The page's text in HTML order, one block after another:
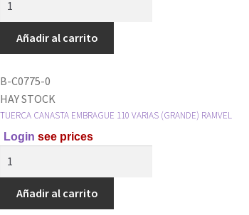
CANASTA
4
TORNILLO
RAMVEL
cantidad
Añadir al carrito
B-C0775-0
HAY STOCK
TUERCA CANASTA EMBRAGUE 110 VARIAS (GRANDE) RAMVEL
Login see prices
EMBRAGUE
110
Añadir al carrito